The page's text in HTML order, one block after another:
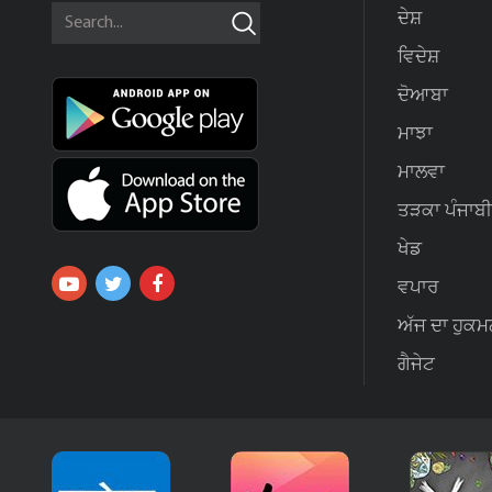
ਦੇਸ਼
ਵਿਦੇਸ਼
ਦੋਆਬਾ
ਮਾਝਾ
ਮਾਲਵਾ
ਤੜਕਾ ਪੰਜਾਬੀ
ਖੇਡ
ਵਪਾਰ
ਅੱਜ ਦਾ
ਗੈਜੇਟ